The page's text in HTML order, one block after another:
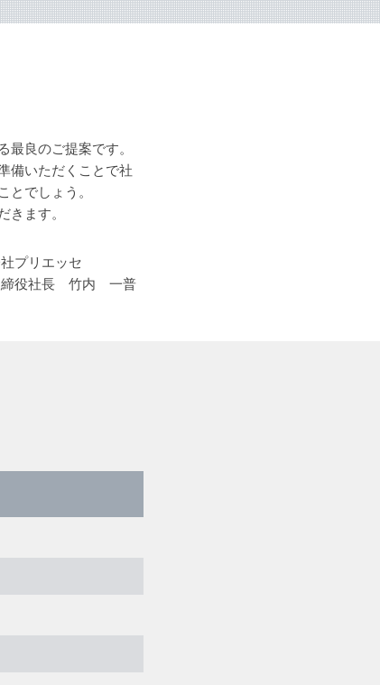
良のご提案です。
備いただくことで社
でしょう。
きます。
プリエッセ
締役社長 竹内 一普